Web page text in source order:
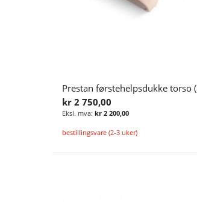
kr 2 750,00
kr 2 200,00
bestillingsvare (2-3 uker)